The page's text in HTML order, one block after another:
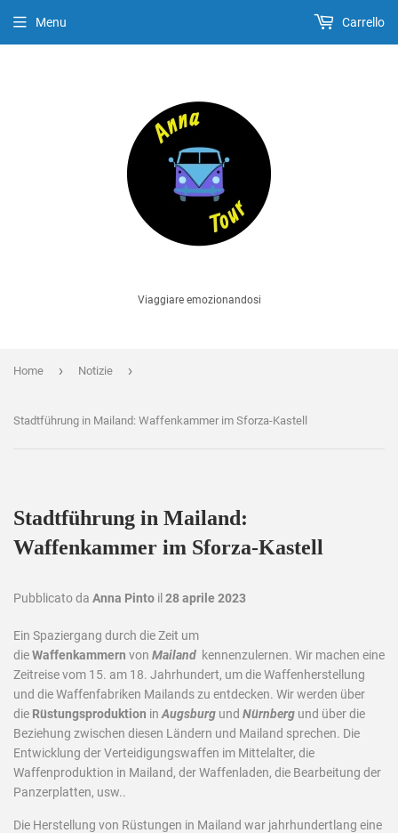
Viaggiare emozionandosi
Menu Carrello
Home › Notizie ›
Stadtführung in Mailand: Waffenkammer im Sforza-Kastell
Stadtführung in Mailand:
Waffenkammer im Sforza-Kastell
Pubblicato da Anna Pinto il 28 aprile 2023
Ein Spaziergang durch die Zeit um
dieWaffenkammern von Mailand kennenzulernen. Wir machen eine
Zeitreise vom 15. am 18. Jahrhundert, um die Waffenherstellung
und die Waffenfabriken Mailands zu entdecken. Wir werden über
die Rüstungsproduktion in Augsburg und Nürnberg und über die
Beziehung zwischen diesen Ländern und Mailand sprechen. Die
Entwicklung der Verteidigungswaffen im Mittelalter, die
Waffenproduktion in Mailand, der Waffenladen, die Bearbeitung der
Panzerplatten, usw..
Die Herstellung von Rüstungen in Mailand war jahrhundertlang eine